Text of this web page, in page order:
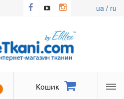
ua/ ru
Кошик